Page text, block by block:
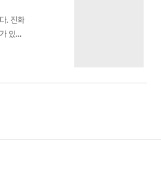
. 진화
있지
리가
철학